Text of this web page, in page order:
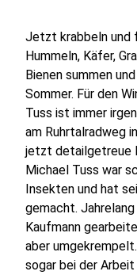
Jetzt krabbeln und
Hummeln, Käfer,
Bienen summen
Sommer. Für den
Tuss ist immer
am Ruhrtalradweg
jetzt detailgetreue
Michael Tuss war
Insekten und hat
gemacht.
Kaufmann
aber
sogar bei der